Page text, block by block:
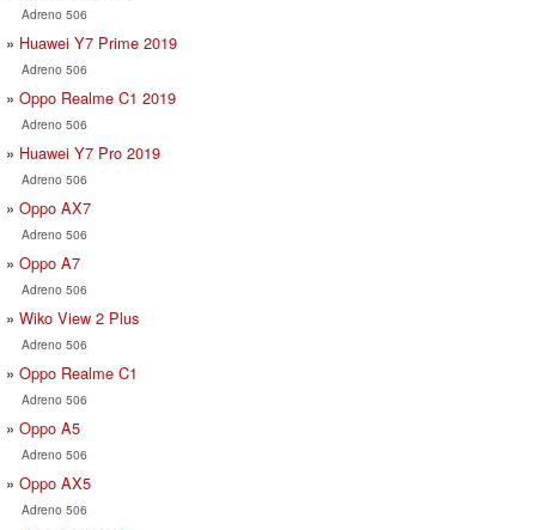
Adreno 506
Huawei Y7 Prime 2019
Adreno 506
Oppo Realme C1 2019
Adreno 506
Huawei Y7 Pro 2019
Adreno 506
Oppo AX7
Adreno 506
Oppo A7
Adreno 506
Wiko View 2 Plus
Adreno 506
Oppo Realme C1
Adreno 506
Oppo A5
Adreno 506
Oppo AX5
Adreno 506